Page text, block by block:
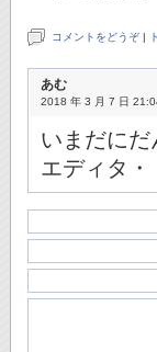
コメントをどうぞ |
あむ
2018 年 3 月 7 日
いまだにだ
エディタ・